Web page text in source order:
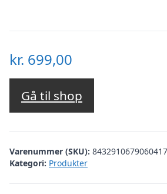
kr. 699,00
Gå til shop
Varenummer (SKU):
Kategori: Produkter